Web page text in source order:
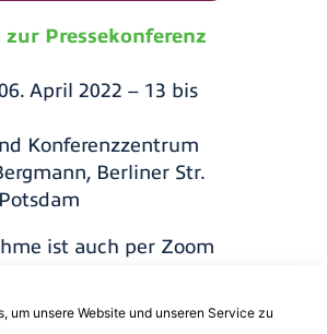
um unsere Website und unseren Service zu
Pressekonferenz
April 2022 – 13 bis
Konferenzzentrum
Berliner Str.
ist auch per Zoom